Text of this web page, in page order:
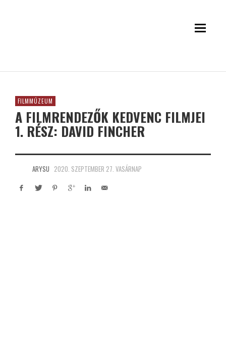
FILMMÚZEUM
A FILMRENDEZŐK KEDVENC FILMJEI
1. RÉSZ: DAVID FINCHER
ARYSU 2020. SZEPTEMBER 27. VASÁRNAP